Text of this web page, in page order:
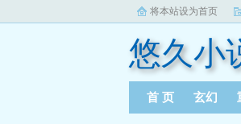
将本站设为首页
悠久小
首 页 玄幻